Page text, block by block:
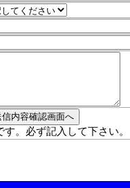
す。必ず記入して下さい。